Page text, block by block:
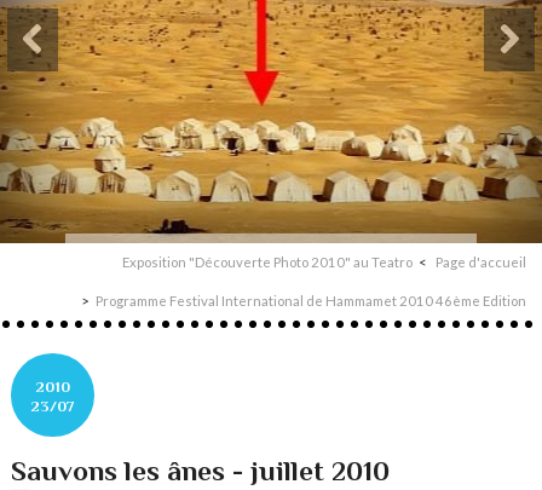
Exposition "Découverte Photo 2010" au Teatro Page d'accueil
Programme Festival International de Hammamet 2010 46ème Edition
2010
23/07
Sauvons les ânes - juillet 2010